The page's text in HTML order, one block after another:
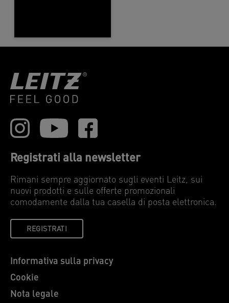
Registrati alla newsletter
Rimani sempre aggiornato sugli eventi Leitz, sui
nuovi prodotti e sulle offerte promozionali
comodamente dalla tua casella di posta elettronica.
REGISTRATI
Informativa sulla privacy
Cookie
Nota legale